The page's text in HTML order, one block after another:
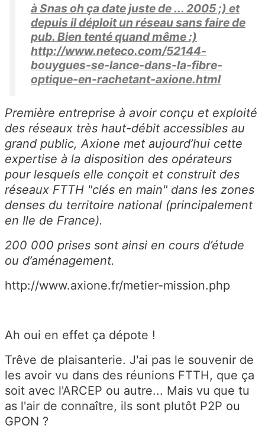
à Snas oh ça date juste de ... 2005 ;) et
depuis il déploit un réseau sans faire de
pub. Bien tenté quand même :)
http://www.neteco.com/52144-
bouygues-se-lance-dans-la-fibre-
optique-en-rachetant-axione.html
Première entreprise à avoir conçu et exploité
des réseaux très haut-débit accessibles au
grand public, Axione met aujourd’hui cette
expertise à la disposition des opérateurs
pour lesquels elle conçoit et construit des
réseaux FTTH "clés en main" dans les zones
denses du territoire national (principalement
en Ile de France).
200 000 prises sont ainsi en cours d’étude
ou d’aménagement.
http://www.axione.fr/metier-mission.php
Ah oui en effet ça dépote !
Trêve de plaisanterie. J'ai pas le souvenir de
les avoir vu dans des réunions FTTH, que ça
soit avec l'ARCEP ou autre... Mais vu que tu
as l'air de connaître, ils sont plutôt P2P ou
GPON ?